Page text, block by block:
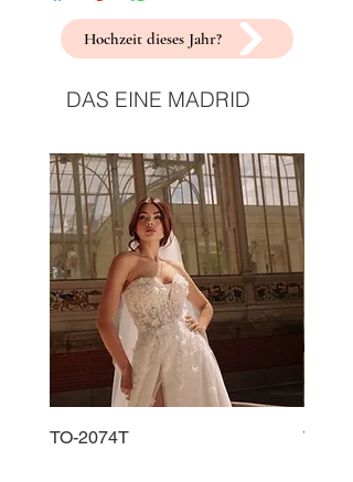
Hochzeit dieses Jahr?
DAS EINE MADRID
TO-2074T TO-